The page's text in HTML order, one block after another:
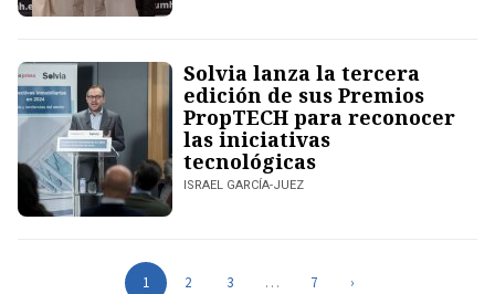
Solvia lanza la tercera
edición de sus Premios
PropTECH para reconocer
las iniciativas
tecnológicas
ISRAEL GARCÍA-JUEZ
1 2 3 … 7 ›